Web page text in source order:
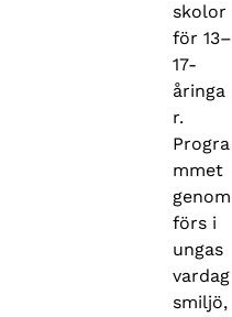
skolor
för 13–
17-
åringa
r.
Progra
mmet
genom
förs i
ungas
vardag
smiljö,